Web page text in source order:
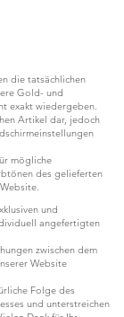
die tatsächlichen
Gold- und
exakt wiedergeben.
Artikel dar, jedoch
mögliche
des gelieferten
und
angefertigten
zwischen dem
Website
Folge des
und unterstreichen